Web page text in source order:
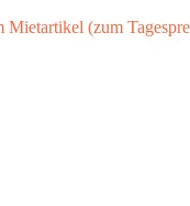
Mietartikel (zum